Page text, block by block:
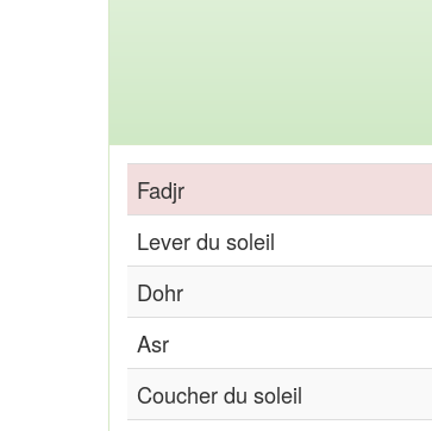
Fadjr
Lever du soleil
Dohr
Asr
Coucher du soleil